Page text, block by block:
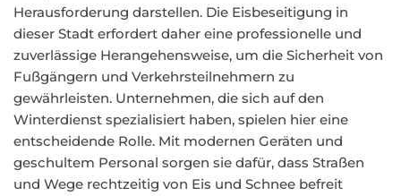
Herausforderung darstellen. Die Eisbeseitigung in
dieser Stadt erfordert daher eine professionelle und
zuverlässige Herangehensweise, um die Sicherheit von
Fußgängern und Verkehrsteilnehmern zu
gewährleisten. Unternehmen, die sich auf den
Winterdienst spezialisiert haben, spielen hier eine
entscheidende Rolle. Mit modernen Geräten und
geschultem Personal sorgen sie dafür, dass Straßen
und Wege rechtzeitig von Eis und Schnee befreit